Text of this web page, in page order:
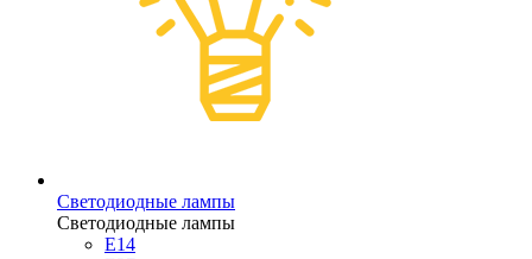
Светодиодные лампы
Светодиодные лампы
E14